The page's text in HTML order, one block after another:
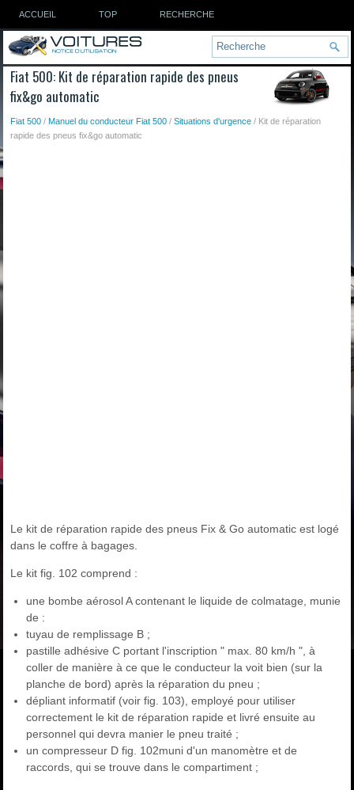
ACCUEIL TOP RECHERCHE
Fiat 500: Kit de réparation rapide des pneus
fix&go automatic
Fiat 500 /Manuel du conducteur Fiat 500 /Situations d'urgence / Kit de réparation
rapide des pneus fix&go automatic
Le kit de réparation rapide des pneus Fix & Go automatic est logé
dans le coffre à bagages.
Le kit fig. 102 comprend :
une bombe aérosol A contenant le liquide de colmatage, munie
de :
tuyau de remplissage B ;
pastille adhésive C portant l'inscription " max. 80 km/h ", à
coller de manière à ce que le conducteur la voit bien (sur la
planche de bord) après la réparation du pneu ;
dépliant informatif (voir fig. 103), employé pour utiliser
correctement le kit de réparation rapide et livré ensuite au
personnel qui devra manier le pneu traité ;
un compresseur D fig. 102muni d'un manomètre et de
raccords, qui se trouve dans le compartiment ;